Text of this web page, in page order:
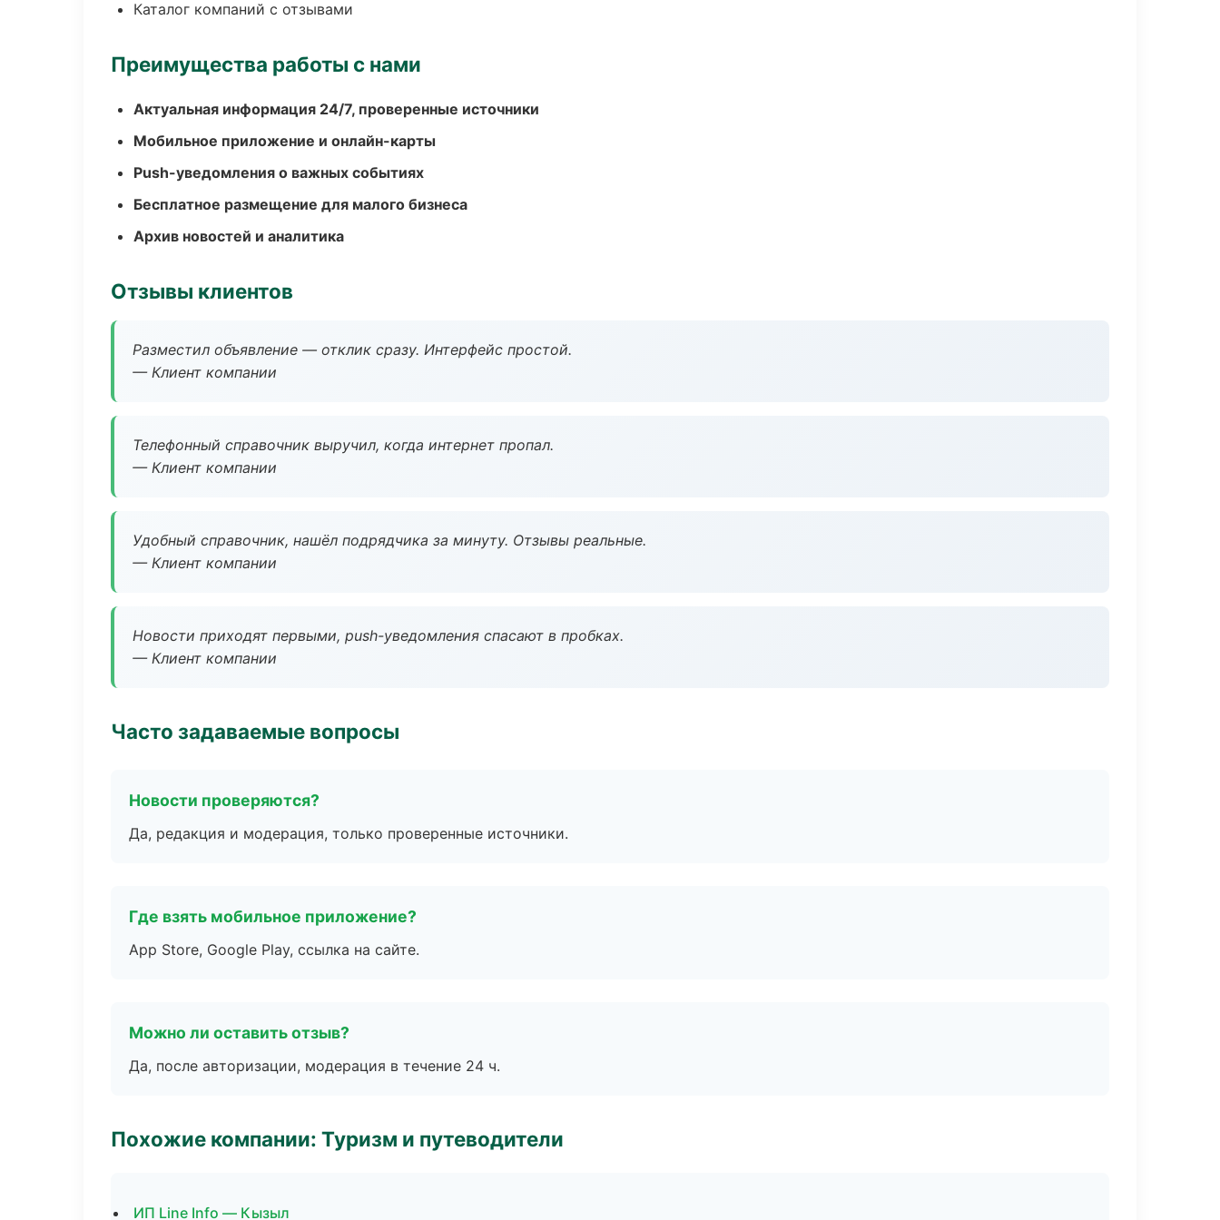
Каталог компаний с отзывами
Преимущества работы с нами
Актуальная информация 24/7, проверенные источники
Мобильное приложение и онлайн-карты
Push-уведомления о важных событиях
Бесплатное размещение для малого бизнеса
Архив новостей и аналитика
Отзывы клиентов
Разместил объявление — отклик сразу. Интерфейс простой.
— Клиент компании
Телефонный справочник выручил, когда интернет пропал.
— Клиент компании
Удобный справочник, нашёл подрядчика за минуту. Отзывы реальные.
— Клиент компании
Новости приходят первыми, push-уведомления спасают в пробках.
— Клиент компании
Часто задаваемые вопросы
Новости проверяются?
Да, редакция и модерация, только проверенные источники.
Где взять мобильное приложение?
App Store, Google Play, ссылка на сайте.
Можно ли оставить отзыв?
Да, после авторизации, модерация в течение 24 ч.
Похожие компании: Туризм и путеводители
ИП Line Info — Кызыл